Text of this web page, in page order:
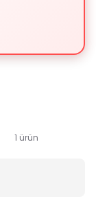
1 ürün